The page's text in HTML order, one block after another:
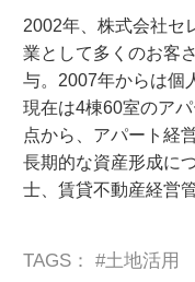
2002年、株式会社セ
業として多くのお客
与。2007年からは個
現在は4棟60室のア
点から、アパート経
長期的な資産形成に
士、賃貸不動産経営
TAGS： #土地活用